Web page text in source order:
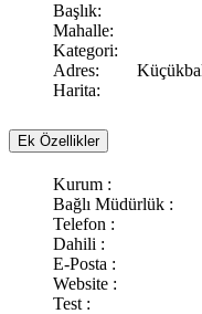
Başlık:
Mahalle:
Kategori:
Adres:
Harita:
Ek Özellikler
Kurum :
Bağlı Müdürlük :
Telefon :
Dahili :
E-Posta :
Website :
Test :